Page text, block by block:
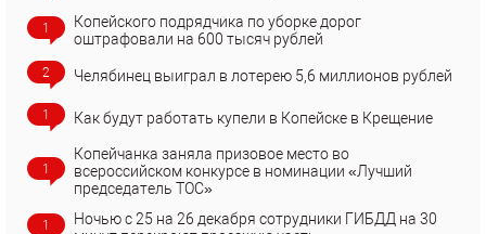
1
Копейского подрядчика по уборке дорог
оштрафовали на 600 тысяч рублей
2 Челябинец выиграл в лотерею 5,6 миллионов рублей
1 Как будут работать купели в Копейске в Крещение
1
Копейчанка заняла призовое место во
всероссийском конкурсе в номинации «Лучший
председатель ТОС»
1
Ночью с 25 на 26 декабря сотрудники ГИБДД на 30